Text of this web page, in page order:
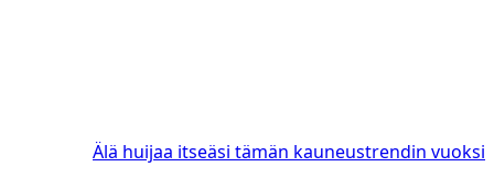
Älä huijaa itseäsi tämän kauneustrendin vuoksi